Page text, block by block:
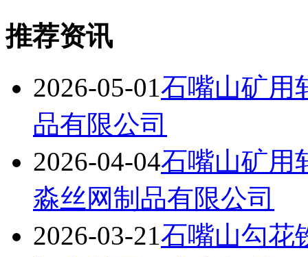
推荐资讯
2026-05-01石嘴山矿用
品有限公司
2026-04-04石嘴山矿
淼丝网制品有限公司
2026-03-21石嘴山勾花